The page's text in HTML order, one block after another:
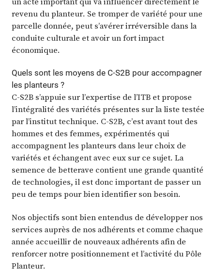
revenu du planteur. Se tromper de variété pour une
parcelle donnée, peut s’avérer irréversible dans la
conduite culturale et avoir un fort impact
économique.
Quels sont les moyens de C-S2B pour accompagner
les planteurs ?
C-S2B s’appuie sur l’expertise de l’ITB et propose
l’intégralité des variétés présentes sur la liste testée
par l’institut technique. C-S2B, c’est avant tout des
hommes et des femmes, expérimentés qui
accompagnent les planteurs dans leur choix de
variétés et échangent avec eux sur ce sujet. La
semence de betterave contient une grande quantité
de technologies, il est donc important de passer un
peu de temps pour bien identifier son besoin.
Nos objectifs sont bien entendus de développer nos
services auprès de nos adhérents et comme chaque
année accueillir de nouveaux adhérents afin de
renforcer notre positionnement et l’activité du Pôle
Planteur.